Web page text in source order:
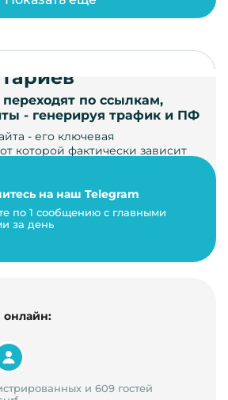
по ссылкам,
- генерируя трафик и ПФ
- его ключевая
которой фактически зависит
на наш Telegram
по 1 сообщению с главными
за день
онлайн:
и 609 гостей